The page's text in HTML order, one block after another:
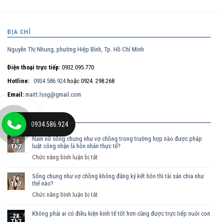
ĐỊA CHỈ
Nguyễn Thị Nhung, phường Hiệp Bình, Tp. Hồ Chí Minh
Điện thoại trực tiếp: 0932.095.770
Hotline: 0934.586.924 hoặc 0924. 298.268
Email: maitt.lssg@gmail.com
BÀI VIẾT MỚI
30
Th7
Nam nữ sống chung như vợ chồng trong trường hợp nào được pháp
luật công nhận là hôn nhân thực tế?
Chức năng bình luận bị tắt
nữ
vợ
29
Th7
Sống chung như vợ chồng không đăng ký kết hôn thì tài sản chia như
thế nào?
Chức năng bình luận bị tắt
chung
28
Không phải ai có điều kiện kinh tế tốt hơn cũng được trực tiếp nuôi con
0934.586.924